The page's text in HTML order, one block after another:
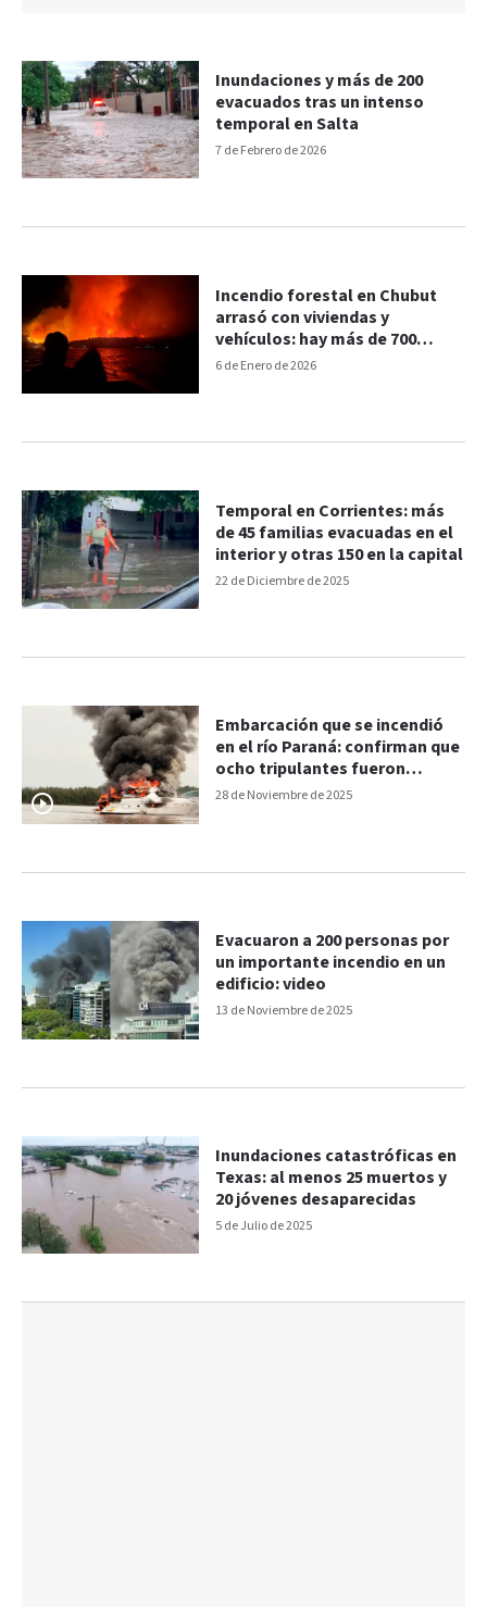
7 de Febrero de 2026
Inundaciones y más de 200
evacuados tras un intenso
temporal en Salta
6 de Enero de 2026
Incendio forestal en Chubut
arrasó con viviendas y
vehículos: hay más de 700
evacuados
22 de Diciembre de 2025
Temporal en Corrientes: más
de 45 familias evacuadas en el
interior y otras 150 en la capital
28 de Noviembre de 2025
Embarcación que se incendió
en el río Paraná: confirman que
ocho tripulantes fueron
rescatados sin lesiones
13 de Noviembre de 2025
Evacuaron a 200 personas por
un importante incendio en un
edificio: video
5 de Julio de 2025
Inundaciones catastróficas en
Texas: al menos 25 muertos y
20 jóvenes desaparecidas